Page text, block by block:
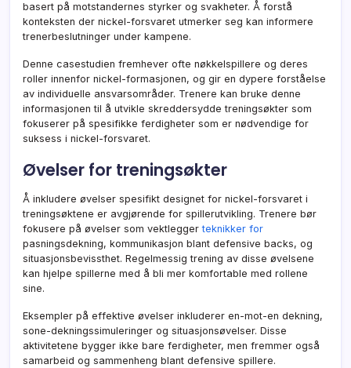
basert på motstandernes styrker og svakheter. Å forstå
konteksten der nickel-forsvaret utmerker seg kan informere
trenerbeslutninger under kampene.
Denne casestudien fremhever ofte nøkkelspillere og deres
roller innenfor nickel-formasjonen, og gir en dypere forståelse
av individuelle ansvarsområder. Trenere kan bruke denne
informasjonen til å utvikle skreddersydde treningsøkter som
fokuserer på spesifikke ferdigheter som er nødvendige for
suksess i nickel-forsvaret.
Øvelser for treningsøkter
Å inkludere øvelser spesifikt designet for nickel-forsvaret i
treningsøktene er avgjørende for spillerutvikling. Trenere bør
fokusere på øvelser som vektleggerteknikker for
pasningsdekning, kommunikasjon blant defensive backs, og
situasjonsbevissthet. Regelmessig trening av disse øvelsene
kan hjelpe spillerne med å bli mer komfortable med rollene
sine.
Eksempler på effektive øvelser inkluderer en-mot-en dekning,
sone-dekningssimuleringer og situasjonsøvelser. Disse
aktivitetene bygger ikke bare ferdigheter, men fremmer også
samarbeid og sammenheng blant defensive spillere.